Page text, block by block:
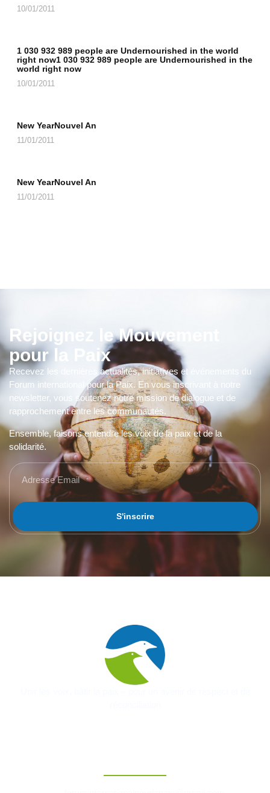
10/01/2011
1 030 932 989 people are Undernourished in the world
right now1 030 932 989 people are Undernourished in the
world right now
10/01/2011
New YearNouvel An
11/01/2011
New YearNouvel An
11/01/2011
Rejoignez le Mouvement
pour la Paix
Recevez les dernières actualités, initiatives et événements du
Forum international pour la Paix. En vous inscrivant à notre
newsletter, vous soutenez notre mission de dialogue et de
rapprochement entre les communautés.
Ensemble, faisons entendre les voix de la paix et de la
solidarité.
S'inscrire